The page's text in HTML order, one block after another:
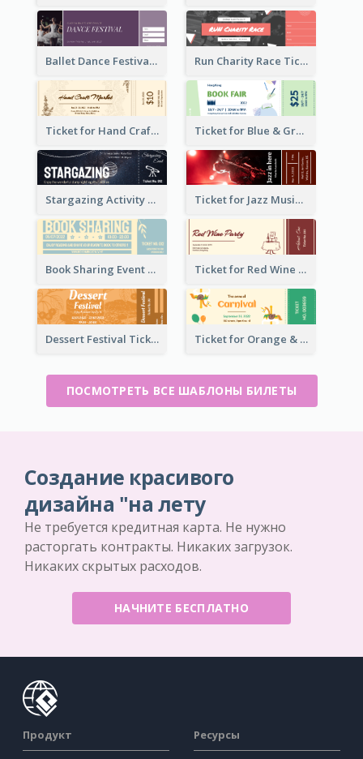
Ballet Dance Festival Ticket Run Charity Race Ticket
Ticket for Hand Craft Market Ticket for Blue & Green Book Fair
Stargazing Activity Ticket Ticket for Jazz Music Festival
Book Sharing Event Ticket Ticket for Red Wine Party
Dessert Festival Ticket With Details Ticket for Orange & Green Carnival
ПОСМОТРЕТЬ ВСЕ ШАБЛОНЫ БИЛЕТЫ
Создание красивого
дизайна "на лету
Не требуется кредитная карта. Не нужно
расторгать контракты. Никаких загрузок.
Никаких скрытых расходов.
НАЧНИТЕ БЕСПЛАТНО
Продукт Ресурсы